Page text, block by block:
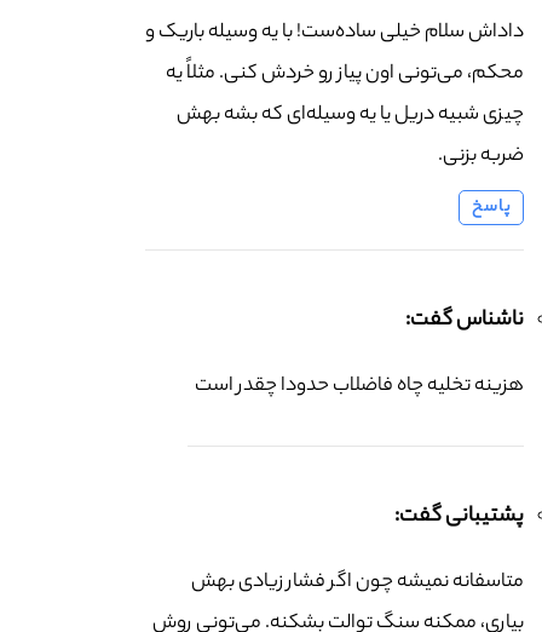
داداش سلام خیلی ساده‌ست! با یه وسیله باریک و
محکم، می‌تونی اون پیاز رو خردش کنی. مثلاً یه
چیزی شبیه دریل یا یه وسیله‌ای که بشه بهش
ضربه بزنی.
پاسخ
ناشناس گفت:
هزینه تخلیه چاه فاضلاب حدودا چقدر است
پشتیبانی گفت:
متاسفانه نمیشه چون اگر فشار زیادی بهش
بیاری، ممکنه سنگ توالت بشکنه. می‌تونی روش